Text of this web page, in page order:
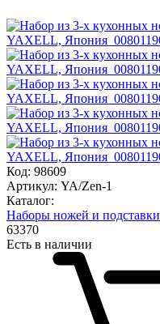
Код: 98609
Артикул: YA/Zen-1
Каталог:
Наборы ножей и подставки
63370
Есть в наличии